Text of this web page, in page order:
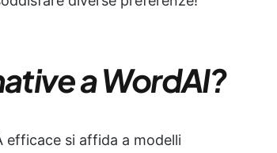
a WordAI?
efficace si affida a modelli